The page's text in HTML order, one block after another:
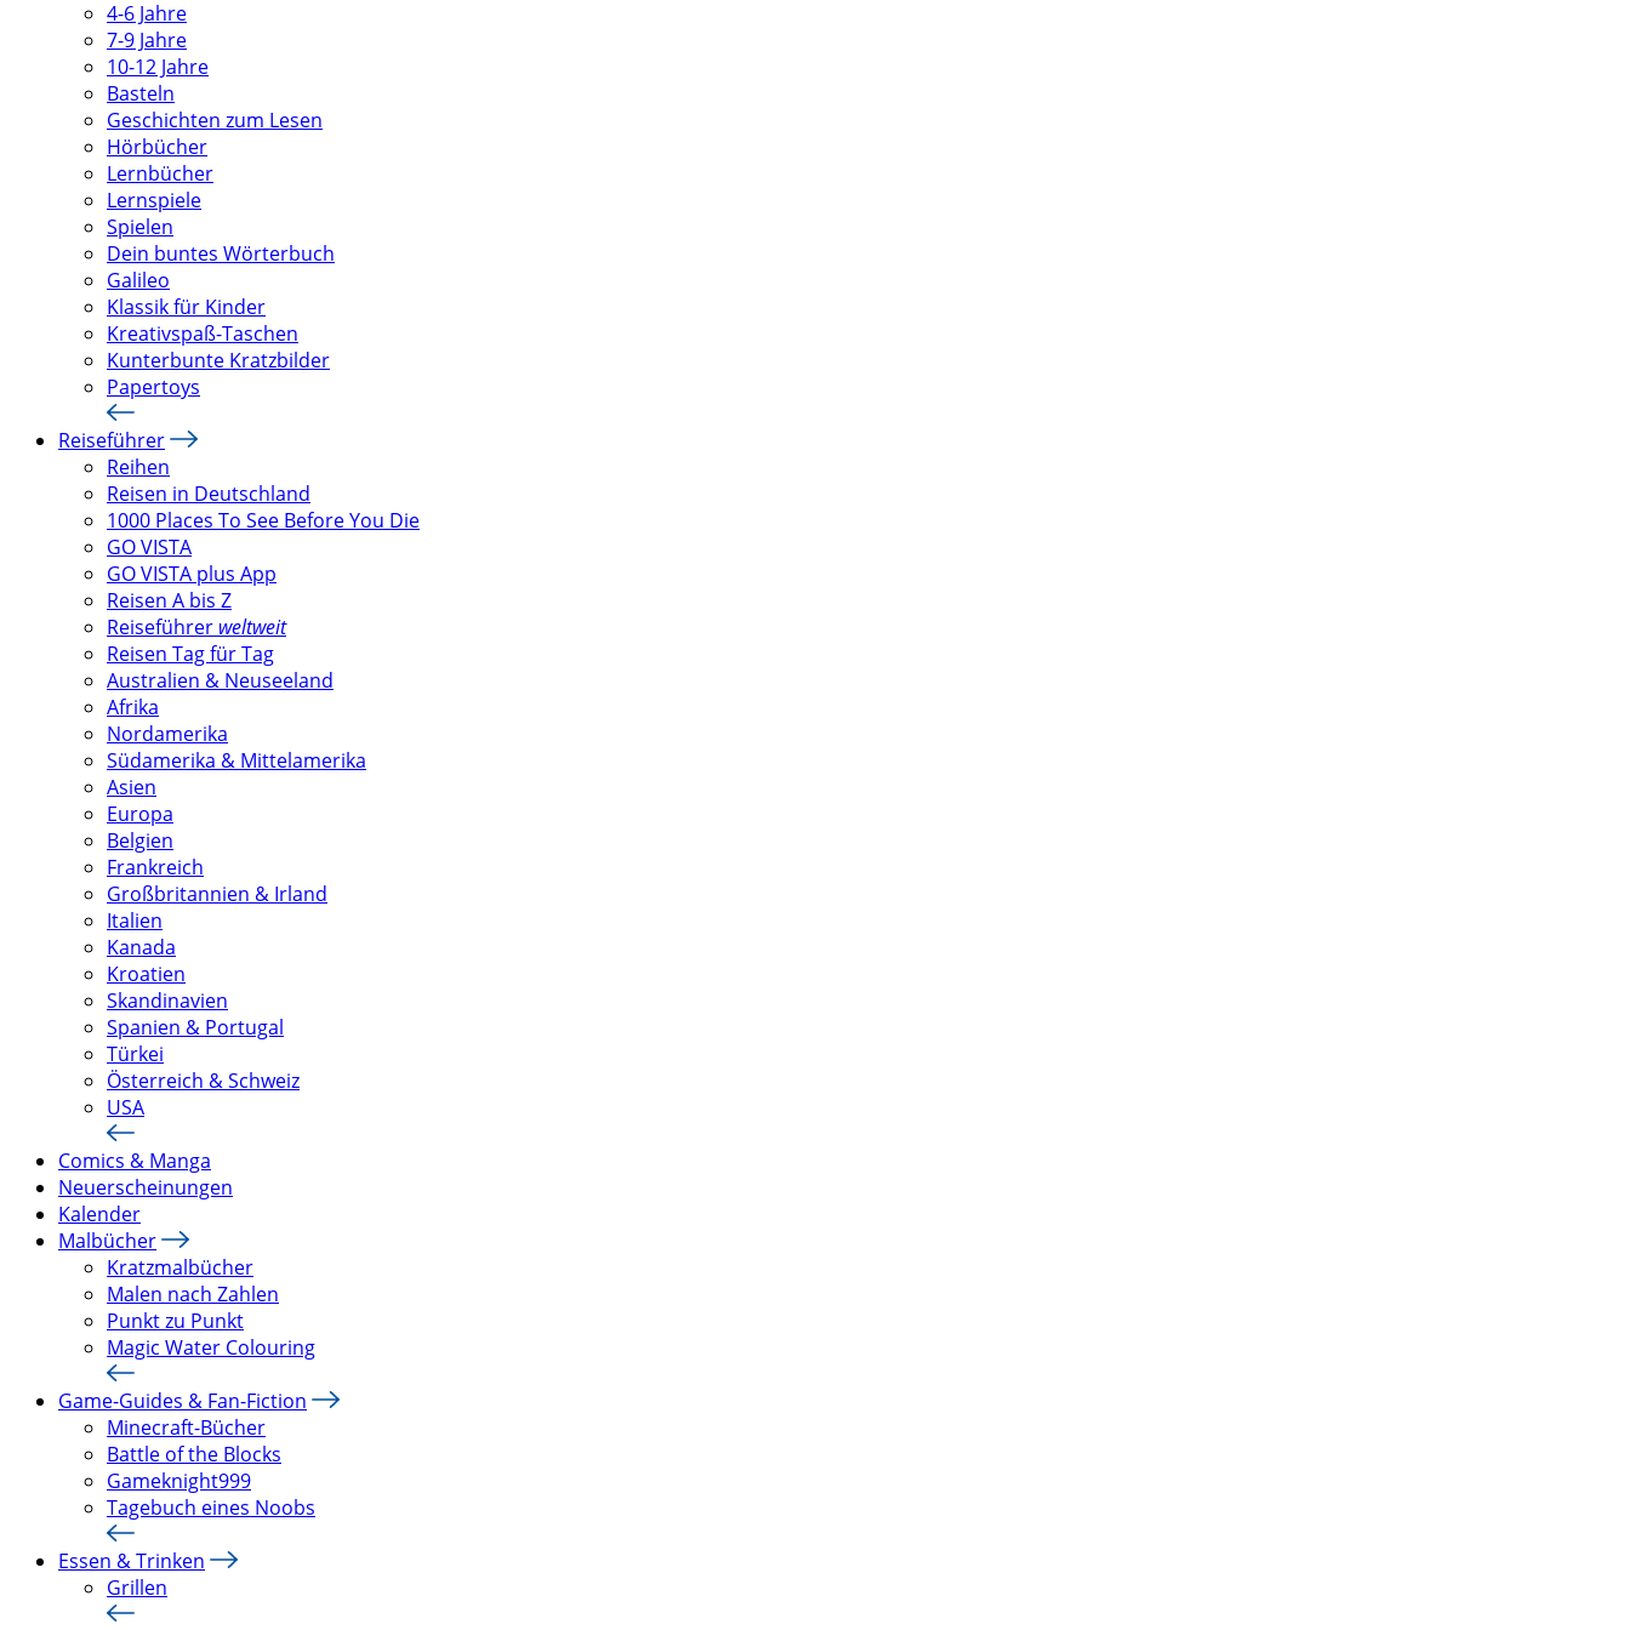
4-6 Jahre
7-9 Jahre
10-12 Jahre
Basteln
Geschichten zum Lesen
Hörbücher
Lernbücher
Lernspiele
Spielen
Dein buntes Wörterbuch
Galileo
Klassik für Kinder
Kreativspaß-Taschen
Kunterbunte Kratzbilder
Papertoys
Reiseführer
Reihen
Reisen in Deutschland
1000 Places To See Before You Die
GO VISTA
GO VISTA plus App
Reisen A bis Z
Reiseführer weltweit
Reisen Tag für Tag
Australien & Neuseeland
Afrika
Nordamerika
Südamerika & Mittelamerika
Asien
Europa
Belgien
Frankreich
Großbritannien & Irland
Italien
Kanada
Kroatien
Skandinavien
Spanien & Portugal
Türkei
Österreich & Schweiz
USA
Comics & Manga
Neuerscheinungen
Kalender
Malbücher
Kratzmalbücher
Malen nach Zahlen
Punkt zu Punkt
Magic Water Colouring
Game-Guides & Fan-Fiction
Minecraft-Bücher
Battle of the Blocks
Gameknight999
Tagebuch eines Noobs
Essen & Trinken
Grillen